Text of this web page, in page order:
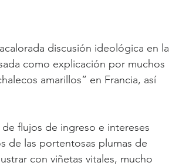
discusión ideológica en la
como explicación por muchos
amarillos” en Francia, así
flujos de ingreso e intereses
de las portentosas plumas de
con viñetas vitales, mucho